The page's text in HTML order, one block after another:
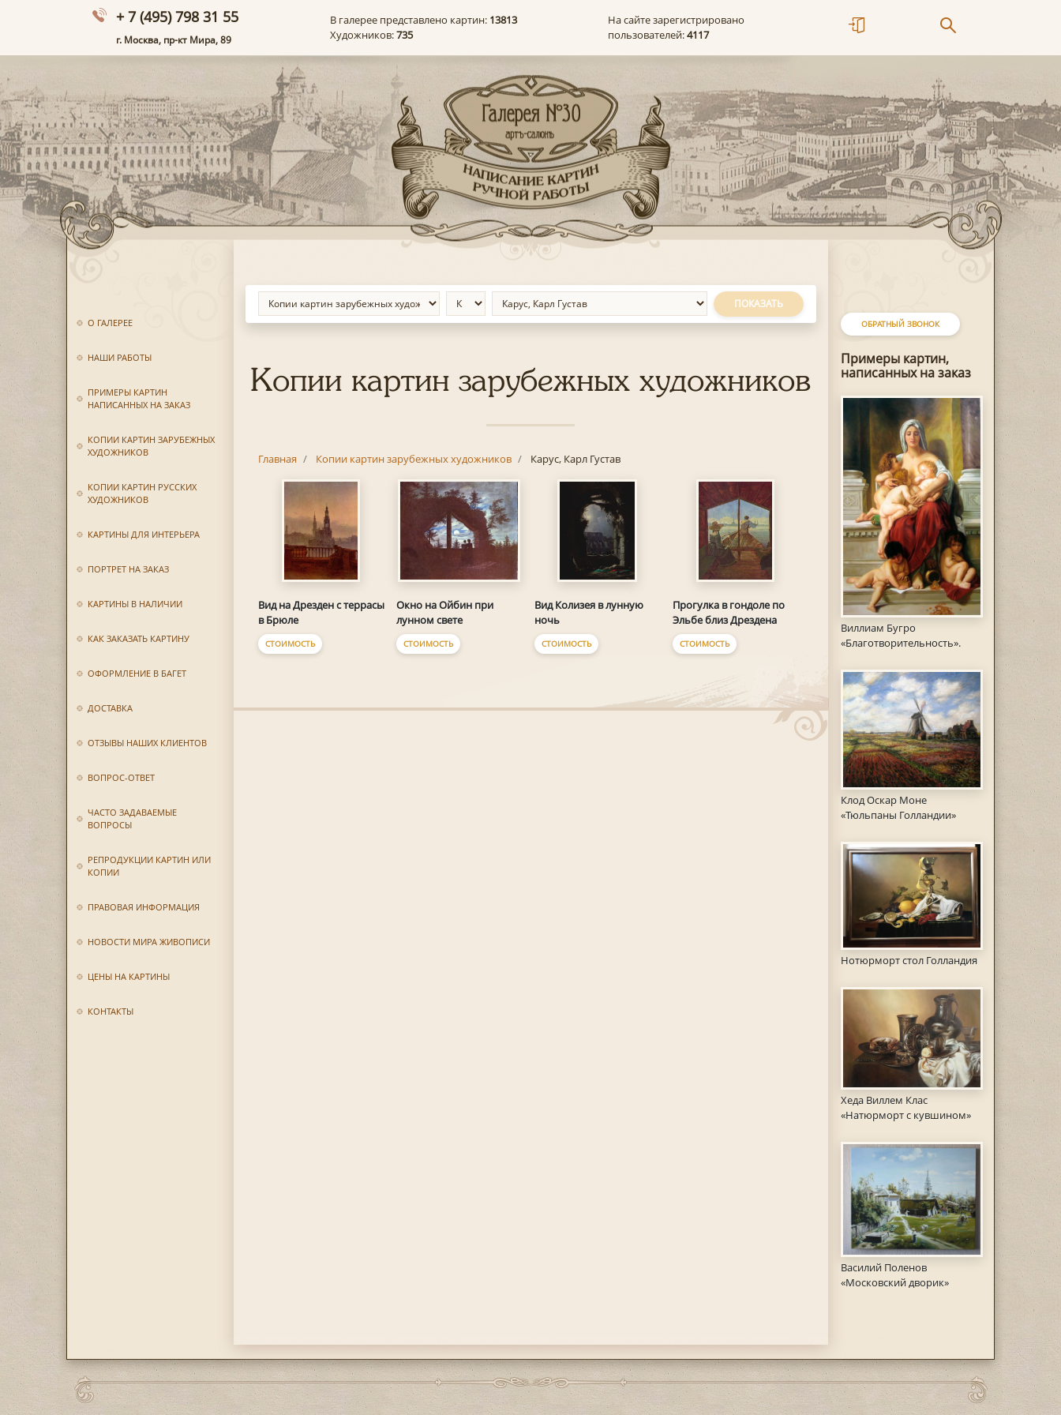
+ 7 (495) 798 31 55
г. Москва, пр-кт Мира, 89
В галерее представлено картин: 13813
Художников:735
На сайте зарегистрировано
пользователей:4117
О ГАЛЕРЕЕ
НАШИ РАБОТЫ
ПРИМЕРЫ КАРТИН
НАПИСАННЫХ НА ЗАКАЗ
КОПИИ КАРТИН ЗАРУБЕЖНЫХ
ХУДОЖНИКОВ
КОПИИ КАРТИН РУССКИХ
ХУДОЖНИКОВ
КАРТИНЫ ДЛЯ ИНТЕРЬЕРА
ПОРТРЕТ НА ЗАКАЗ
КАРТИНЫ В НАЛИЧИИ
КАК ЗАКАЗАТЬ КАРТИНУ
ОФОРМЛЕНИЕ В БАГЕТ
ДОСТАВКА
ОТЗЫВЫ НАШИХ КЛИЕНТОВ
ВОПРОС-ОТВЕТ
ЧАСТО ЗАДАВАЕМЫЕ
ВОПРОСЫ
РЕПРОДУКЦИИ КАРТИН ИЛИ
КОПИИ
ПРАВОВАЯ ИНФОРМАЦИЯ
НОВОСТИ МИРА ЖИВОПИСИ
ЦЕНЫ НА КАРТИНЫ
КОНТАКТЫ
ОБРАТНЫЙ ЗВОНОК
Примеры картин,
написанных на заказ
Виллиам Бугро
«Благотворительность».
Клод Оскар Моне
«Тюльпаны Голландии»
Нотюрморт стол Голландия
Хеда Виллем Клас
«Натюрморт с кувшином»
Василий Поленов
«Московский дворик»
ПОКАЗАТЬ
Копии картин зарубежных художников
Главная Копии картин зарубежных художников Карус, Карл Густав
Вид на Дрезден с террасы
в Брюле
СТОИМОСТЬ
Окно на Ойбин при
лунном свете
СТОИМОСТЬ
Вид Колизея в лунную
ночь
СТОИМОСТЬ
Прогулка в гондоле по
Эльбе близ Дрездена
СТОИМОСТЬ